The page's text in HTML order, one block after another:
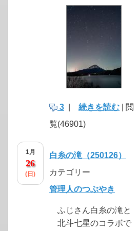
3 続きを読む | 閲
覧(46901)
1月
26
(日)
白糸の滝（250126）
カテゴリー
管理人のつぶやき
ふじさん白糸の滝と
北斗七星のコラボで